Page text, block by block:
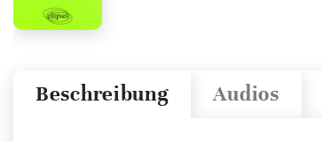
Audios
Beschreibung